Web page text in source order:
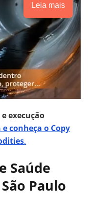
Leia mais
execução
e conheça o Copy
.
e Saúde
Paulo